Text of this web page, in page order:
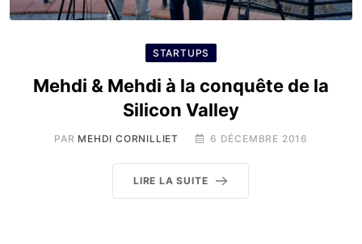
STARTUPS
Mehdi & Mehdi à la conquête de la
Silicon Valley
PAR MEHDI CORNILLIET 6 DÉCEMBRE 2016
LIRE LA SUITE